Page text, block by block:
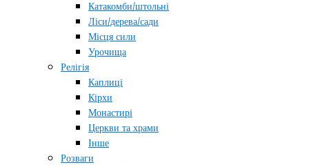
Катакомби/штольні
Ліси/дерева/сади
Місця сили
Урочища
Релігія
Каплиці
Кірхи
Монастирі
Церкви та храми
Інше
Розваги